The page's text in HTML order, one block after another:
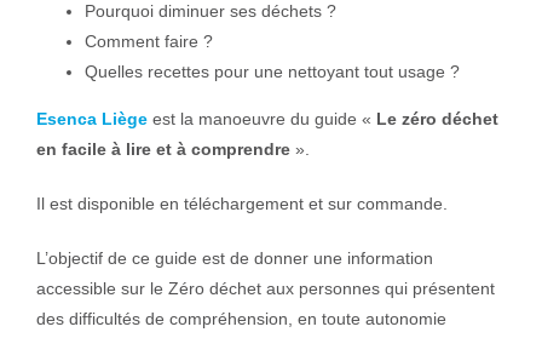
Pourquoi diminuer ses déchets ?
Comment faire ?
Quelles recettes pour une nettoyant tout usage ?
Esenca Liègeest la manoeuvre du guide « Le zéro déchet
en facile à lire et à comprendre».
Il est disponible en téléchargement et sur commande.
L’objectif de ce guide est de donner une information
accessible sur le Zéro déchet aux personnes qui présentent
des difficultés de compréhension, en toute autonomie